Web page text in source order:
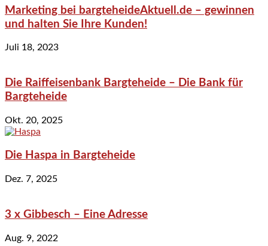
Marketing bei bargteheideAktuell.de – gewinnen
und halten Sie Ihre Kunden!
Juli 18, 2023
Die Raiffeisenbank Bargteheide – Die Bank für
Bargteheide
Okt. 20, 2025
Die Haspa in Bargteheide
Dez. 7, 2025
3 x Gibbesch – Eine Adresse
Aug. 9, 2022